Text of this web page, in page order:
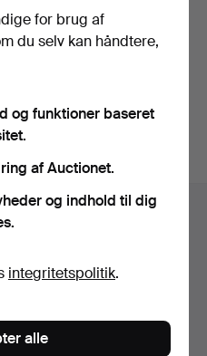
Facebook her
for brug af
du selv kan håndtere,
og funktioner baseret
af Auctionet.
og indhold til dig
integritetspolitik.
alle